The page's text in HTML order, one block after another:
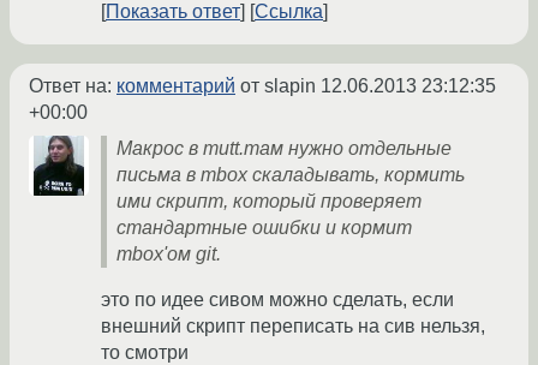
Показать ответ Ссылка
Ответ на: комментарий от slapin 12.06.2013 23:12:35
+00:00
Макрос в mutt.там нужно отдельные
письма в mbox скаладывать, кормить
ими скрипт, который проверяет
стандартные ошибки и кормит
mbox'ом git.
это по идее сивом можно сделать, если
внешний скрипт переписать на сив нельзя,
то смотри